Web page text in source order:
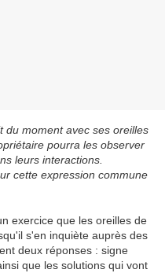
du moment avec ses oreilles
pourra les observer
leurs interactions.
cette expression commune
exercice que les oreilles de
s'en inquiète auprès des
deux réponses : signe
que les solutions qui vont